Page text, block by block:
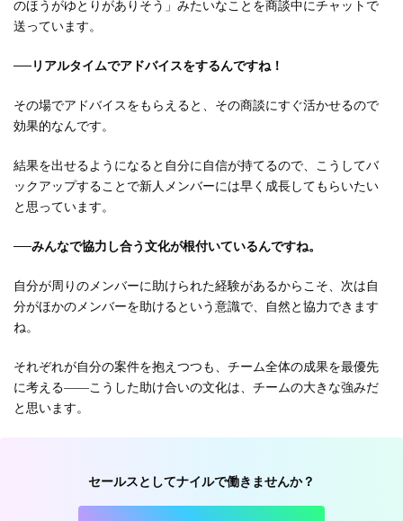
のほうがゆとりがありそう」みたいなことを商談中にチャットで
送っています。
──リアルタイムでアドバイスをするんですね！
その場でアドバイスをもらえると、その商談にすぐ活かせるので
効果的なんです。
結果を出せるようになると自分に自信が持てるので、こうしてバ
ックアップすることで新人メンバーには早く成長してもらいたい
と思っています。
──みんなで協力し合う文化が根付いているんですね。
自分が周りのメンバーに助けられた経験があるからこそ、次は自
分がほかのメンバーを助けるという意識で、自然と協力できます
ね。
それぞれが自分の案件を抱えつつも、チーム全体の成果を最優先
に考える――こうした助け合いの文化は、チームの大きな強みだ
と思います。
セールスとしてナイルで働きませんか？